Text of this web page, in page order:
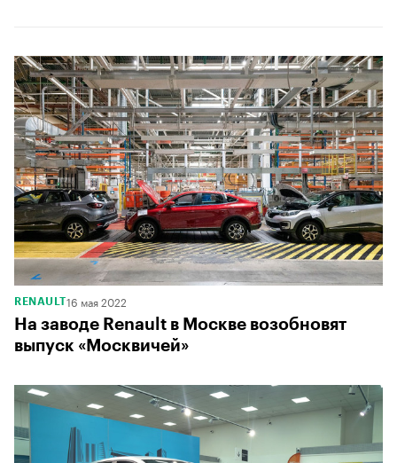
RENAULT 16 мая 2022
На заводе Renault в Москве возобновят
выпуск «Москвичей»